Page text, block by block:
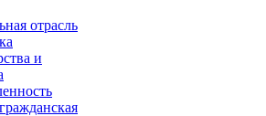
отрасль
и